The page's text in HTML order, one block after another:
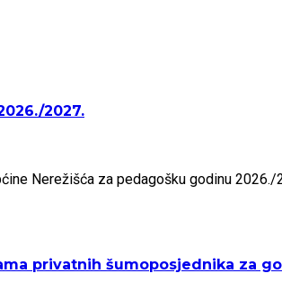
2027.
Nerežišća za pedagošku godinu
privatnih šumoposjednika za